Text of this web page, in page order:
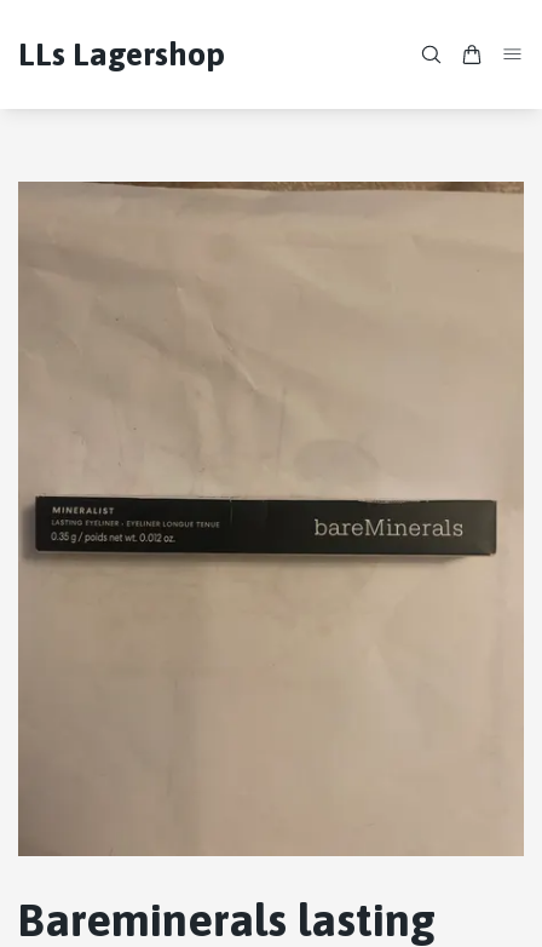
LLs Lagershop
Bareminerals lasting